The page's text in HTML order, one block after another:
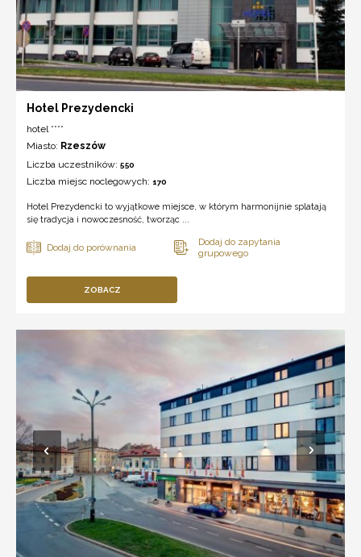
Hotel Prezydencki
hotel ****
Miasto: Rzeszów
Liczba uczestników: 550
Liczba miejsc noclegowych: 170
Hotel Prezydencki to wyjątkowe miejsce, w którym harmonijnie splatają
się tradycja i nowoczesność, tworząc ...
ZOBACZ